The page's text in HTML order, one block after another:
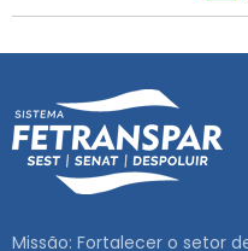
Missão: Fortalecer o setor